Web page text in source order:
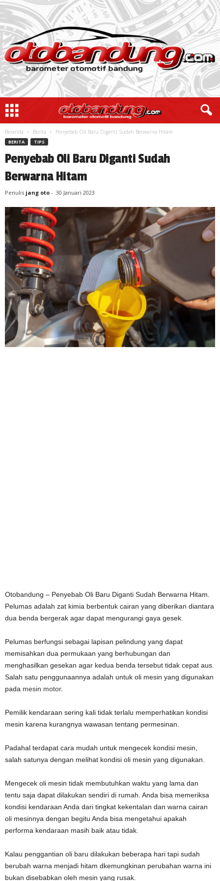
Beranda Berita Penyebab Oli Baru Diganti Sudah Berwarna Hitam
BERITA TIPS
Penyebab Oli Baru Diganti Sudah
Berwarna Hitam
Penulis jang oto - 30 Januari 2023
Otobandung – Penyebab Oli Baru Diganti Sudah Berwarna Hitam.
Pelumas adalah zat kimia berbentuk cairan yang diberikan diantara
dua benda bergerak agar dapat mengurangi gaya gesek.
Pelumas berfungsi sebagai lapisan pelindung yang dapat
memisahkan dua permukaan yang berhubungan dan
menghasilkan gesekan agar kedua benda tersebut tidak cepat aus.
Salah satu penggunaannya adalah untuk oli mesin yang digunakan
pada mesin motor.
Pemilik kendaraan sering kali tidak terlalu memperhatikan kondisi
mesin karena kurangnya wawasan tentang permesinan.
Padahal terdapat cara mudah untuk mengecek kondisi mesin,
salah satunya dengan melihat kondisi oli mesin yang digunakan.
Mengecek oli mesin tidak membutuhkan waktu yang lama dan
tentu saja dapat dilakukan sendiri di rumah. Anda bisa memeriksa
kondisi kendaraan Anda dari tingkat kekentalan dan warna cairan
oli mesinnya dengan begitu Anda bisa mengetahui apakah
performa kendaraan masih baik atau tidak.
Kalau penggantian oli baru dilakukan beberapa hari tapi sudah
berubah warna menjadi hitam dkemungkinan perubahan warna ini
bukan disebabkan oleh mesin yang rusak.